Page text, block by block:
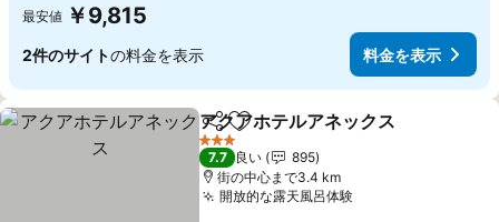
最安値 ￥9,815
2件のサイトの料金を表示 料金を表示
シェアお気に入りに追加
アクアホテルアネックス
3 ホテルのランク
7.7 良い
895
街の中心まで3.4 km
開放的な露天風呂体験料金を表示